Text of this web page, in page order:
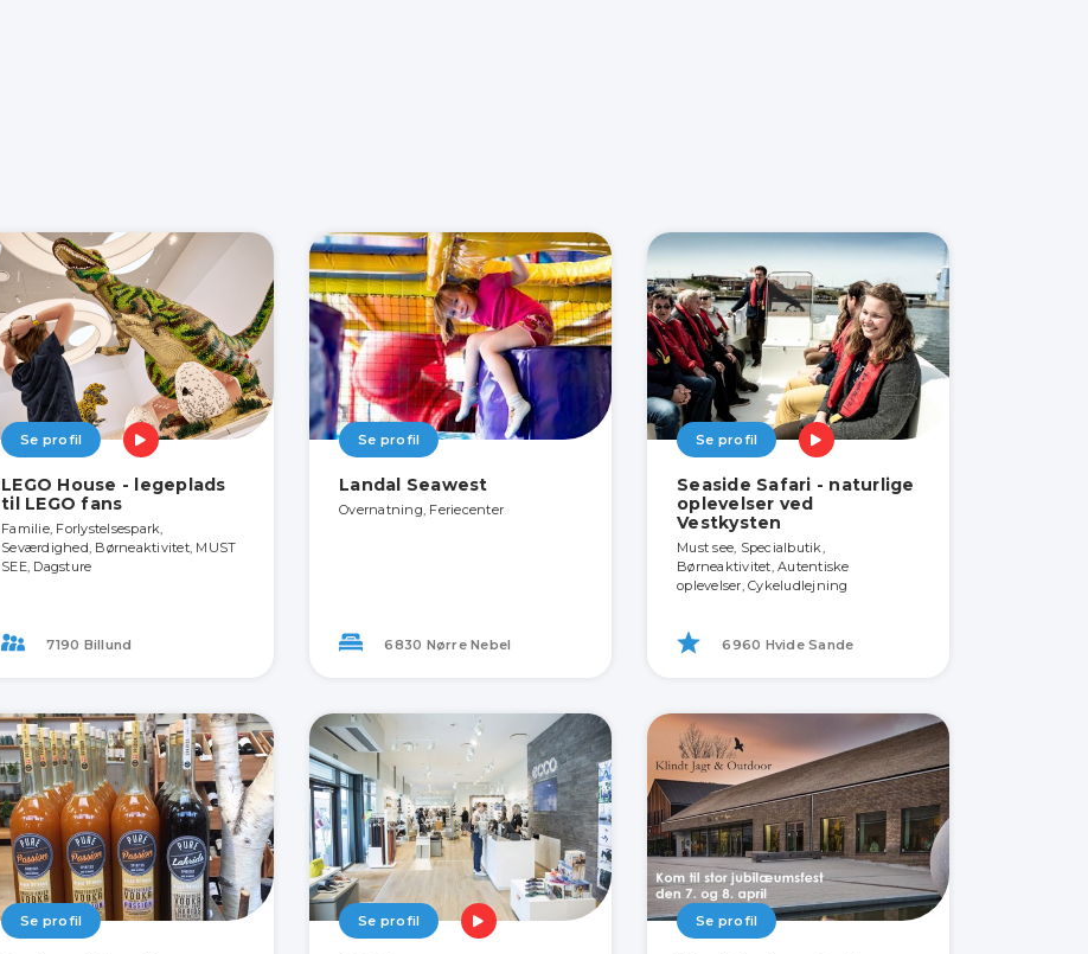
Se profil
LEGO House - legeplads
til LEGO fans
Familie, Forlystelsespark,
Seværdighed, Børneaktivitet, MUST
SEE, Dagsture
7190 Billund
Se profil
Landal Seawest
Overnatning, Feriecenter
6830 Nørre Nebel
Se profil
Seaside Safari - naturlige
oplevelser ved
Vestkysten
Must see, Specialbutik,
Børneaktivitet, Autentiske
oplevelser, Cykeludlejning
6960 Hvide Sande
Se profil Se profil Se profil